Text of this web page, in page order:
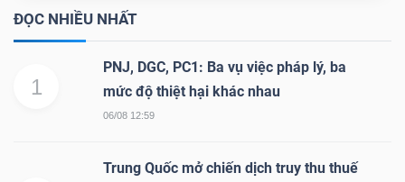
ĐỌC NHIỀU NHẤT
1
PNJ, DGC, PC1: Ba vụ việc pháp lý, ba
mức độ thiệt hại khác nhau
06/08 12:59
Trung Quốc mở chiến dịch truy thu thuế
Báo
tích